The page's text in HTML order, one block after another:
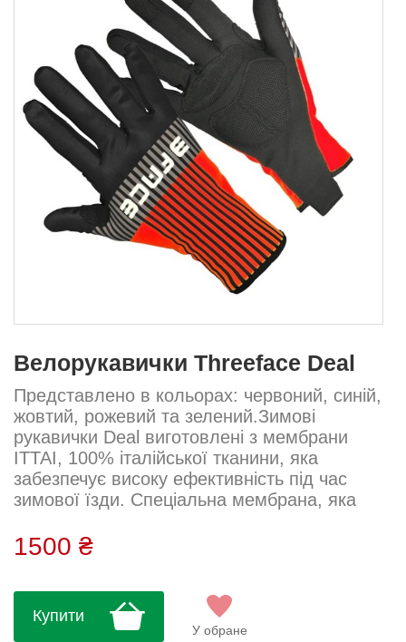
Велорукавички Threeface Deal
Представлено в кольорах: червоний, синій,
жовтий, рожевий та зелений.Зимові
рукавички Deal виготовлені з мембрани
ITTAI, 100% італійської тканини, яка
забезпечує високу ефективність під час
зимової їзди. Спеціальна мембрана, яка
шаром усередині, який забезпечує тепло та
ідеальне зчеплення з кермом завдяки
анатомічному крою та силіконовому
1500 ₴
Купити
У обране